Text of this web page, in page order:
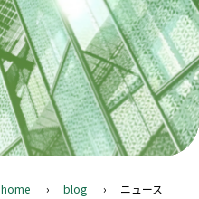
home blog ニュース